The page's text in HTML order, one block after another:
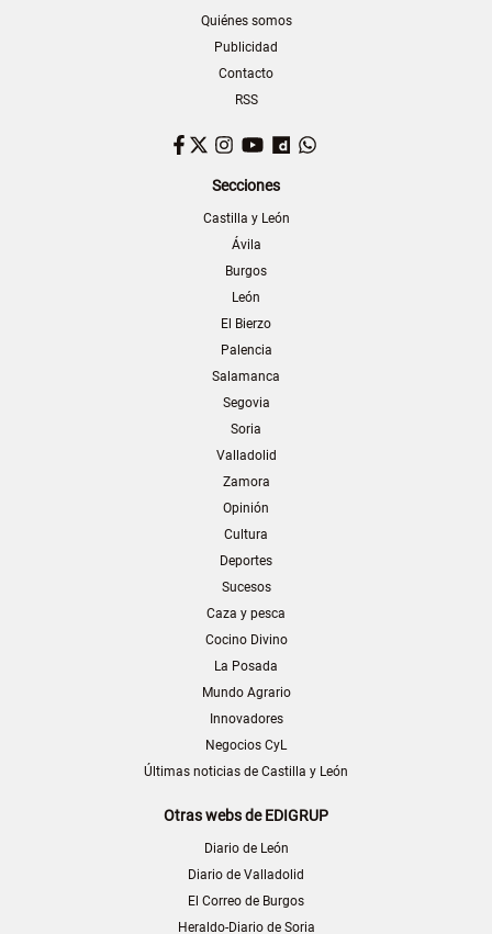
Quiénes somos
Publicidad
Contacto
RSS
Facebook
TwitterInstagram
YouTubeDailymotion
Secciones
Castilla y León
Ávila
Burgos
León
El Bierzo
Palencia
Salamanca
Segovia
Soria
Valladolid
Zamora
Opinión
Cultura
Deportes
Sucesos
Caza y pesca
Cocino Divino
La Posada
Mundo Agrario
Innovadores
Negocios CyL
Últimas noticias de Castilla y León
Otras webs de EDIGRUP
Diario de León
Diario de Valladolid
El Correo de Burgos
Heraldo-Diario de Soria